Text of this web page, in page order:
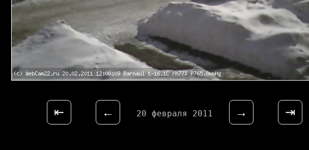
⇤ ← 20 февраля 2011 → ⇥